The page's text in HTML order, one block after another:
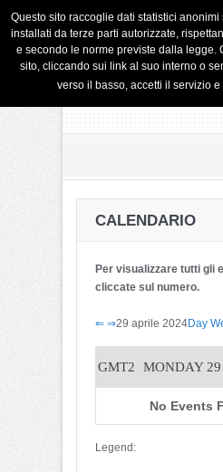
CALENDARIO
Per visualizzare tutti gli
cliccate sul numero.
⇐ ⇒29 aprile 2024Day
GMT2 MONDAY
No Events
Legend:
Questo sito raccoglie dati statistici
installati da terze parti autorizzate,
e secondo le norme previste dalla legge.
sito, cliccando sui link al suo interno o
verso il basso, accetti il servizio